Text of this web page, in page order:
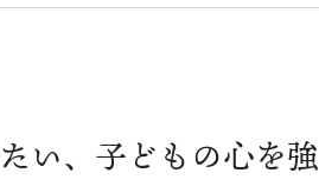
い、子どもの心を